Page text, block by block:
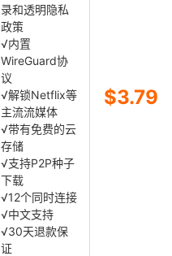
录和透明隐私
政策
√内置
WireGuard协
议
√解锁Netflix等
主流流媒体
√带有免费的云
存储
√支持P2P种子
下载
√12个同时连接
√中文支持
√30天退款保
证
$3.79